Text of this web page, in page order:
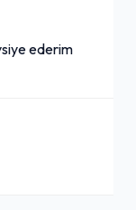
ederim